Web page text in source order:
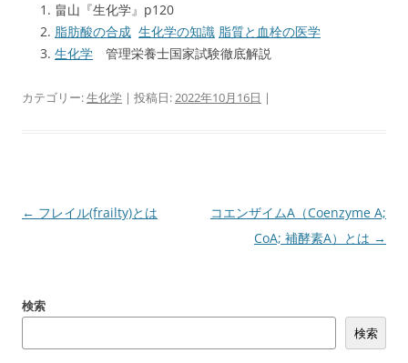
畠山『生化学』p120
脂肪酸の合成 生化学の知識 脂質と血栓の医学
生化学 管理栄養士国家試験徹底解説
カテゴリー:生化学 | 投稿日:2022年10月16日 |
投
ゲ
← フレイル(frailty)とは
コエンザイムA（Coenzyme A;
CoA; 補酵素A）とは →
検索
検索